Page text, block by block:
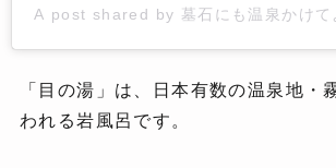
A post shared by 墓石にも温泉かけ
「目の湯」は、日本有数の温泉地・
われる岩風呂です。